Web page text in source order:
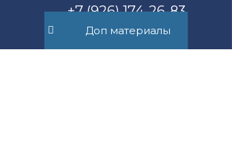
Доп материалы
+7 (926) 174-26-83